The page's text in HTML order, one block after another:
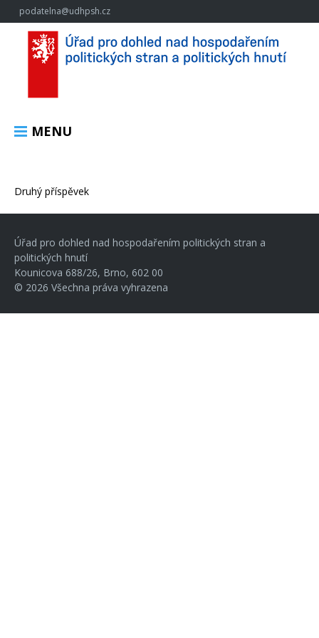
podatelna@udhpsh.cz
MENU
Druhý příspěvek
Úřad pro dohled nad hospodařením politických stran a
politických hnutí
Kounicova 688/26, Brno, 602 00
© 2026 Všechna práva vyhrazena